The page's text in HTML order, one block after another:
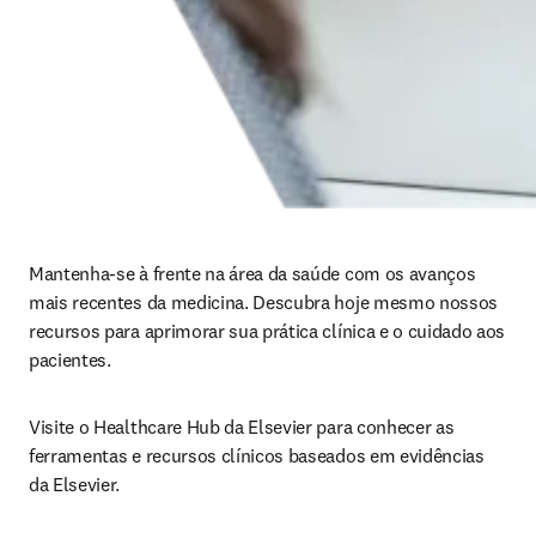
Mantenha-se à frente na área da saúde com os avanços
mais recentes da medicina. Descubra hoje mesmo nossos
recursos para aprimorar sua prática clínica e o cuidado aos
pacientes.
Visite o Healthcare Hub da Elsevier para conhecer as
ferramentas e recursos clínicos baseados em evidências
da Elsevier.